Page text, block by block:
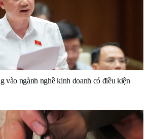
vào ngành nghề kinh doanh có điều kiện